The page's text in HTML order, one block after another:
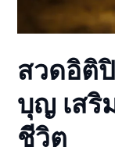
สวดอิติ
บุญ เสริ
ชีวิต